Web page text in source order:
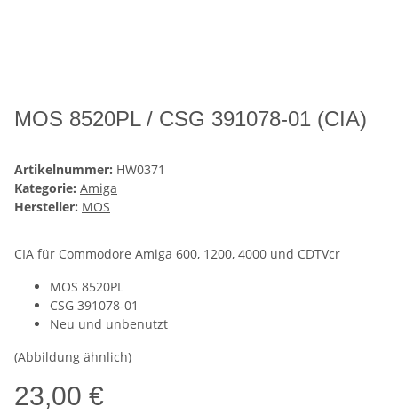
MOS 8520PL / CSG 391078-01 (CIA)
Artikelnummer: HW0371
Kategorie: Amiga
Hersteller: MOS
CIA für Commodore Amiga 600, 1200, 4000 und CDTVcr
MOS 8520PL
CSG 391078-01
Neu und unbenutzt
(Abbildung ähnlich)
23,00 €